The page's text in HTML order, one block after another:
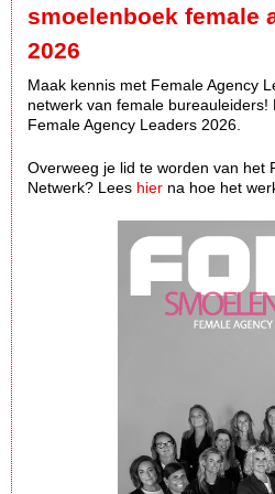
smoelenboek female
2026
Maak kennis met Female Agency
netwerk van female bureauleiders!
Female Agency Leaders 2026.
Overweeg je lid te worden van het
Netwerk? Lees hier na hoe het